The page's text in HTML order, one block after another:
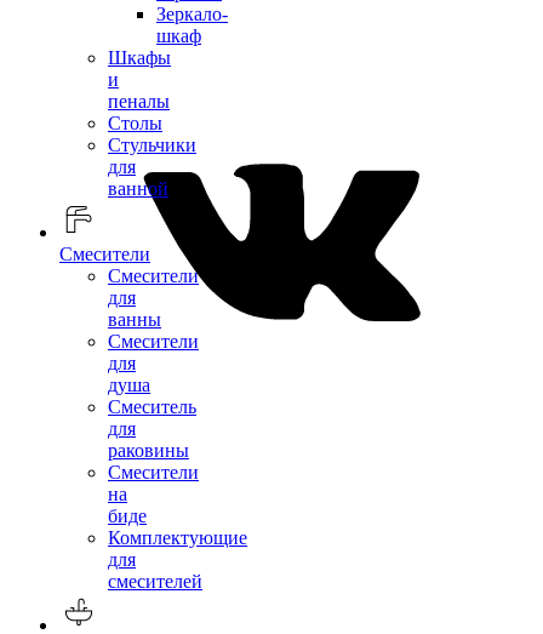
Зеркало-
шкаф
Шкафы
и
пеналы
Столы
Стульчики
для
ванной
Смесители
Смесители
для
ванны
Смесители
для
душа
Смеситель
для
раковины
Смесители
на
биде
Комплектующие
для
смесителей